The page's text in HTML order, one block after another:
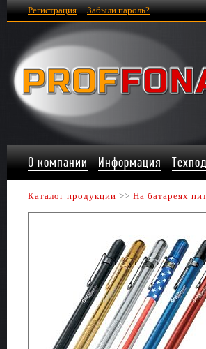
Регистрация Забыли пароль?
О компании Информация
Каталог продукции >> На батареях